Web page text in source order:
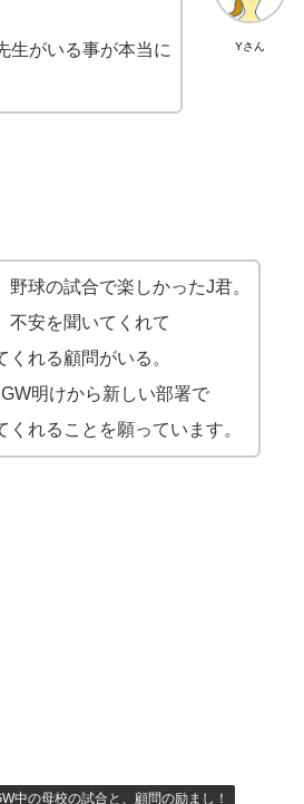
Yさん
生がいる事が本当に
野球の試合で楽しかったJ君。
不安を聞いてくれて
くれる顧問がいる。
明けから新しい部署で
くれることを願っています。
中の母校の試合と、顧問の励まし！